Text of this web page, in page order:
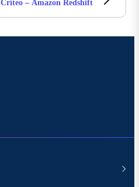
Criteo – Amazon Redshift